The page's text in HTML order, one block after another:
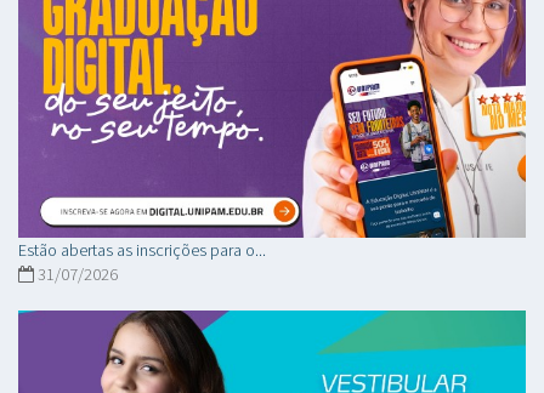
Estão abertas as inscrições para o...
31/07/2026